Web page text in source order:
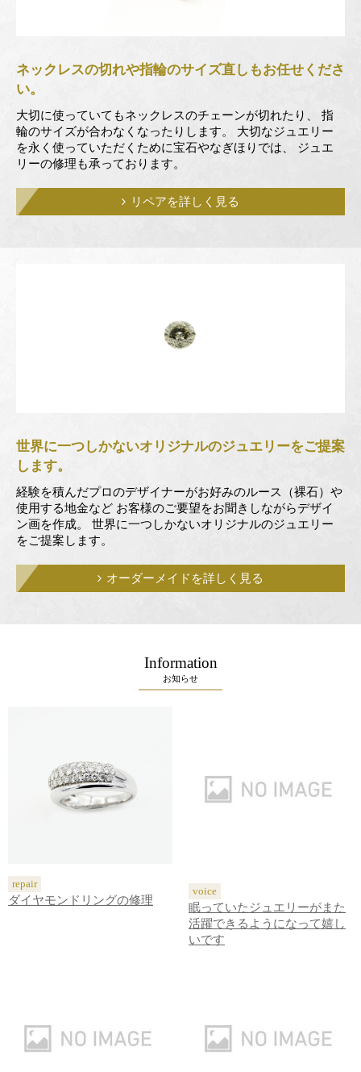
ネックレスの切れや指輪のサイズ直しもお任せくださ
い。
大切に使っていてもネックレスのチェーンが切れたり、
指
輪のサイズが合わなくなったりします。
大切なジュエリー
を永く使っていただくために宝石やなぎほりでは、
ジュエ
リーの修理も承っております。
リペアを詳しく見る
世界に一つしかないオリジナルのジュエリーをご提案
します。
経験を積んだプロのデザイナーがお好みのルース（裸石）や
使用する地金など お客様のご要望をお聞きしながらデザイ
ン画を作成。
世界に一つしかないオリジナルのジュエリー
をご提案します。
オーダーメイドを詳しく見る
Information
お知らせ
repair
ダイヤモンドリングの修理
voice
眠っていたジュエリーがまた
活躍できるようになって嬉し
いです